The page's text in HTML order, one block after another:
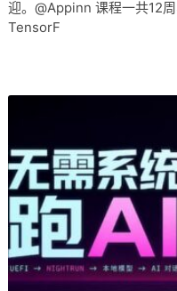
迎。@Appinn 课程一共12
TensorF